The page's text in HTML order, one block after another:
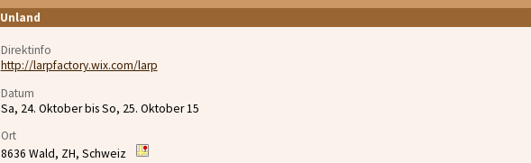
Unland
Direktinfo
http://larpfactory.wix.com/larp
Datum
Sa, 24. Oktober bis So, 25. Oktober 15
Ort
8636 Wald, ZH, Schweiz